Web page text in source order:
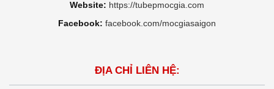
Website: https://tubepmocgia.com
Facebook: facebook.com/mocgiasaigon
ĐỊA CHỈ LIÊN HỆ: